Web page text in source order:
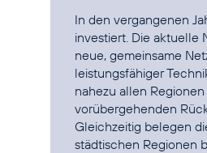
In den vergangenen
investiert. Die aktuelle
neue, gemeinsame
leistungsfähiger
nahezu allen
vorübergehenden
Gleichzeitig belegen
städtischen Regionen